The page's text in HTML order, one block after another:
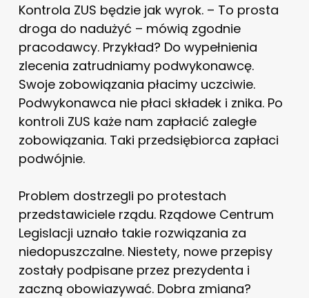
Kontrola ZUS będzie jak wyrok. – To prosta
droga do nadużyć – mówią zgodnie
pracodawcy. Przykład? Do wypełnienia
zlecenia zatrudniamy podwykonawcę.
Swoje zobowiązania płacimy uczciwie.
Podwykonawca nie płaci składek i znika. Po
kontroli ZUS każe nam zapłacić zaległe
zobowiązania. Taki przedsiębiorca zapłaci
podwójnie.
Problem dostrzegli po protestach
przedstawiciele rządu. Rządowe Centrum
Legislacji uznało takie rozwiązania za
niedopuszczalne. Niestety, nowe przepisy
zostały podpisane przez prezydenta i
zaczną obowiazywać. Dobra zmiana?